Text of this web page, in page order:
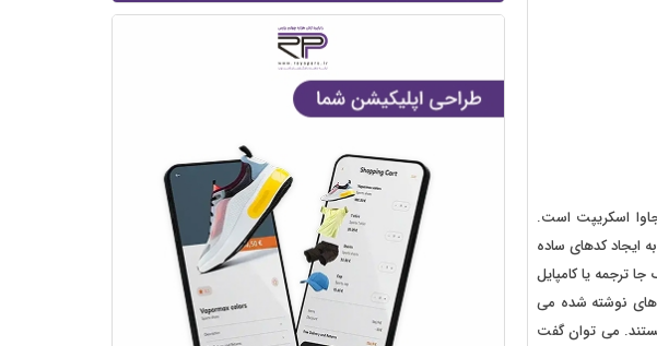
جاوا اسکریپت است.
ایجاد کدهای ساده
ترجمه یا کامپایل
نوشته شده می
می توان گفت